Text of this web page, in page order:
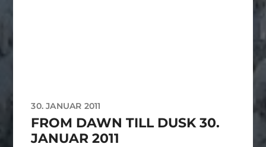
30. JANUAR 2011
FROM DAWN TILL DUSK 30.
JANUAR 2011